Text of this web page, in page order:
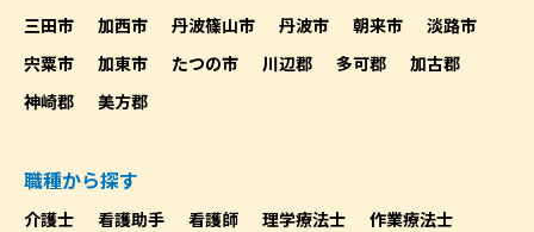
三田市
加西市 丹波篠山市 丹波市 朝来市
淡路市
宍粟市
加東市 たつの市 川辺郡 多可郡
加古郡
神崎郡
美方郡
職種から探す
介護士 看護助手 看護師 理学療法士
作業療法士